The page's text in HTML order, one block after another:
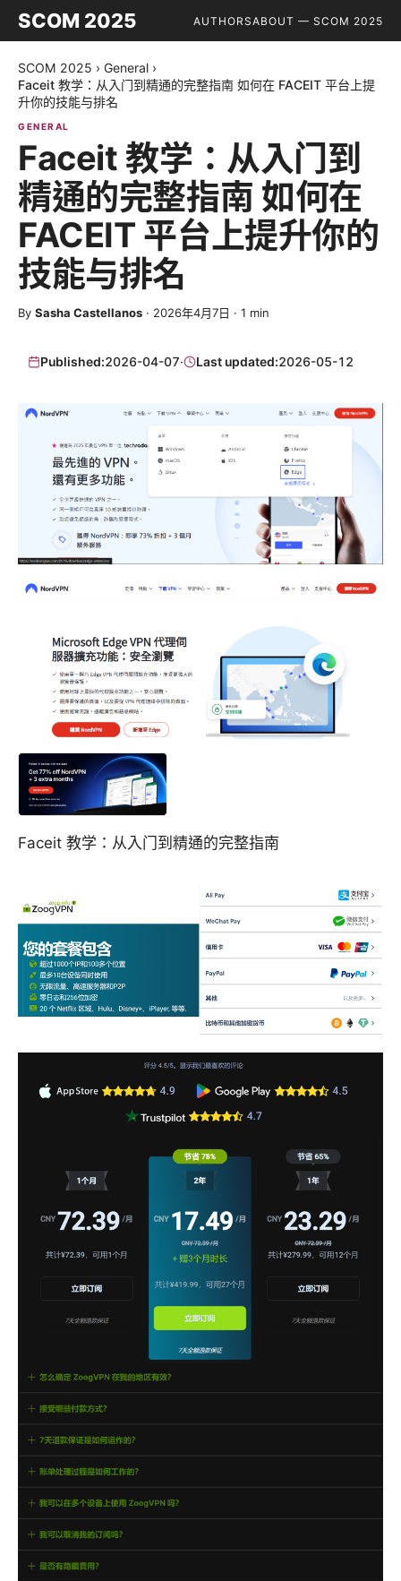
SCOM 2025 AUTHORSABOUT — SCOM 2025
SCOM 2025 › General ›
Faceit 教学：从入门到精通的完整指南 如何在 FACEIT 平台上提
升你的技能与排名
GENERAL
Faceit 教学：从入门到
精通的完整指南 如何在
FACEIT 平台上提升你的
技能与排名
By Sasha Castellanos · 2026年4月7日 · 1 min
Published:2026-04-07· Last updated:2026-05-12
Faceit 教学：从入门到精通的完整指南